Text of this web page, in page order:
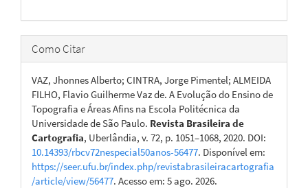
Como Citar
VAZ, Jhonnes Alberto; CINTRA, Jorge Pimentel; ALMEIDA
FILHO, Flavio Guilherme Vaz de. A Evolução do Ensino de
Topografia e Áreas Afins na Escola Politécnica da
Universidade de São Paulo. Revista Brasileira de
Cartografia, Uberlândia, v. 72, p. 1051–1068, 2020. DOI:
10.14393/rbcv72nespecial50anos-56477. Disponível em:
https://seer.ufu.br/index.php/revistabrasileiracartografia
/article/view/56477. Acesso em: 5 ago. 2026.